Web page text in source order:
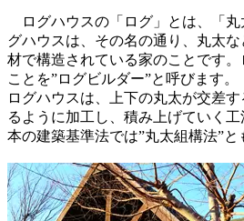
ログハウスの「ログ」とは、「丸
グハウスは、その名の通り、丸太
材で構造されている家のことです
ことを”ログビルダー”と呼びます。
ログハウスは、上下の丸太が交差
るように加工し、積み上げていく
本の建築基準法では”丸太組構法”と